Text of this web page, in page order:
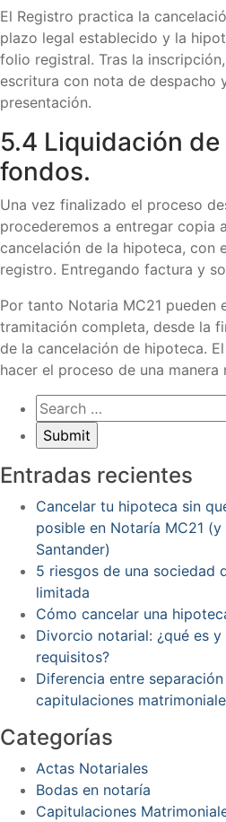
El Registro practica la
plazo legal establecido y la
folio registral. Tras la
escritura con nota de despacho
presentación.
5.4 Liquidación
fondos.
Una vez finalizado el proceso
procederemos a entregar copia
cancelación de la hipoteca, con
registro. Entregando factura y
Por tanto Notaria MC21 pueden
tramitación completa, desde la
de la cancelación de hipoteca.
hacer el proceso de una manera
Entradas recientes
Cancelar tu hipoteca sin
posible en Notaría MC21
Santander)
5 riesgos de una sociedad
limitada
Cómo cancelar una
Divorcio notarial: ¿qué es y
requisitos?
Diferencia entre
capitulaciones
Categorías
Actas Notariales
Bodas en notaría
Capitulaciones